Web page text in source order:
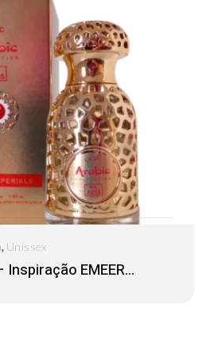
EMEER...
, Unissex